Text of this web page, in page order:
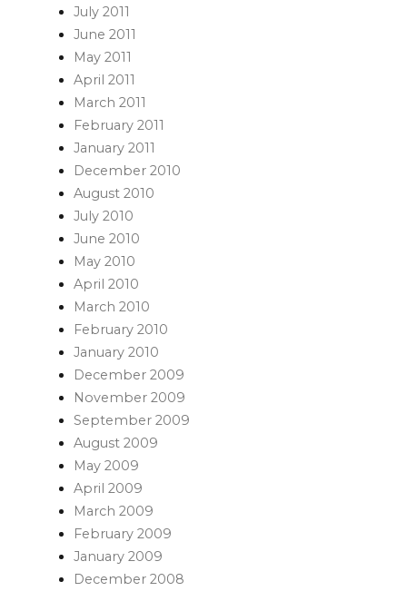
July 2011
June 2011
May 2011
April 2011
March 2011
February 2011
January 2011
December 2010
August 2010
July 2010
June 2010
May 2010
April 2010
March 2010
February 2010
January 2010
December 2009
November 2009
September 2009
August 2009
May 2009
April 2009
March 2009
February 2009
January 2009
December 2008